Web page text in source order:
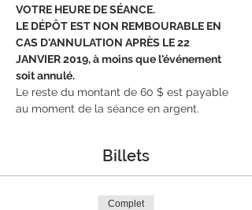
VOTRE HEURE DE SÉANCE.
LE DÉPÔT EST NON REMBOURABLE EN
CAS D'ANNULATION APRÈS LE 22
JANVIER 2019, à moins que l'événement
soit annulé.
Le reste du montant de 60 $ est payable
au moment de la séance en argent.
Billets
Complet